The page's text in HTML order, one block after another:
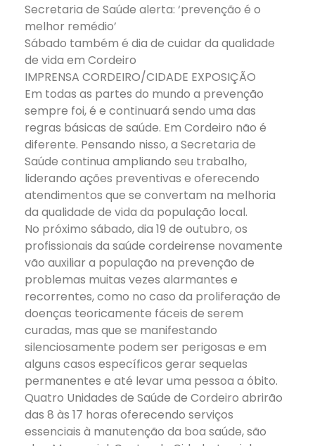
Secretaria de Saúde alerta: ‘prevenção é o
melhor remédio’
Sábado também é dia de cuidar da qualidade
de vida em Cordeiro
IMPRENSA CORDEIRO/CIDADE EXPOSIÇÃO
Em todas as partes do mundo a prevenção
sempre foi, é e continuará sendo uma das
regras básicas de saúde. Em Cordeiro não é
diferente. Pensando nisso, a Secretaria de
Saúde continua ampliando seu trabalho,
liderando ações preventivas e oferecendo
atendimentos que se convertam na melhoria
da qualidade de vida da população local.
No próximo sábado, dia 19 de outubro, os
profissionais da saúde cordeirense novamente
vão auxiliar a população na prevenção de
problemas muitas vezes alarmantes e
recorrentes, como no caso da proliferação de
doenças teoricamente fáceis de serem
curadas, mas que se manifestando
silenciosamente podem ser perigosas e em
alguns casos específicos gerar sequelas
permanentes e até levar uma pessoa a óbito.
Quatro Unidades de Saúde de Cordeiro abrirão
das 8 às 17 horas oferecendo serviços
essenciais à manutenção da boa saúde, são